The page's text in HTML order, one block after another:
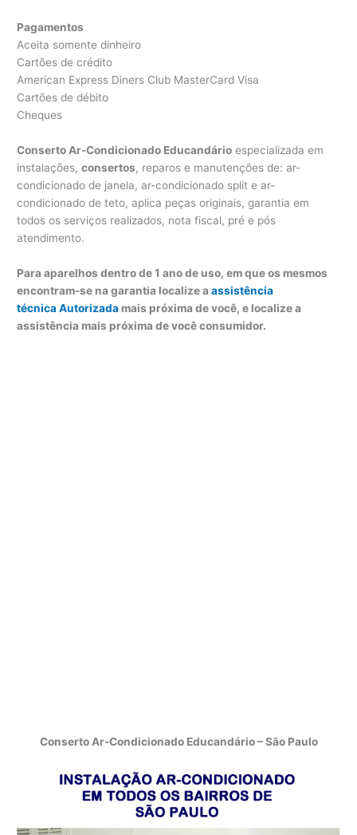
Pagamentos
Aceita somente dinheiro
Cartões de crédito
American Express Diners Club MasterCard Visa
Cartões de débito
Cheques
Conserto Ar-Condicionado Educandário especializada em
instalações,consertos, reparos e manutenções de: ar-
condicionado de janela, ar-condicionado split e ar-
condicionado de teto, aplica peças originais, garantia em
todos os serviços realizados, nota fiscal, pré e pós
atendimento.
Para aparelhos dentro de 1 ano de uso, em que os mesmos
encontram-se na garantia localize aassistência
técnica Autorizada mais próxima de você, e localize a
assistência mais próxima de você consumidor.
Conserto Ar-Condicionado Educandário – São Paulo